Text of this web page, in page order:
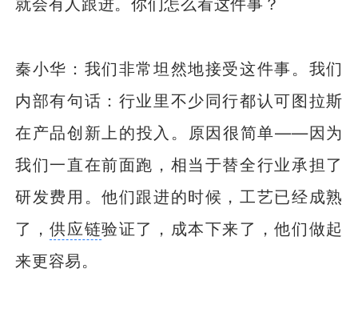
秦小华：我们非常坦然地接受这件事。我们
内部有句话：行业里不少同行都认可图拉斯
在产品创新上的投入。原因很简单——因为
我们一直在前面跑，相当于替全行业承担了
研发费用。他们跟进的时候，工艺已经成熟
了，供应链验证了，成本下来了，他们做起
来更容易。